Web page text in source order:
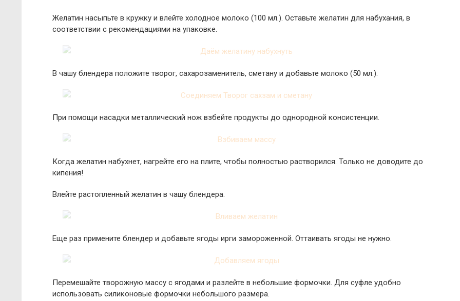
Желатин насыпьте в кружку и влейте холодное молоко (100 мл.). Оставьте желатин для набухания, в
соответствии с рекомендациями на упаковке.
В чашу блендера положите творог, сахарозаменитель, сметану и добавьте молоко (50 мл.).
При помощи насадки металлический нож взбейте продукты до однородной консистенции.
Когда желатин набухнет, нагрейте его на плите, чтобы полностью растворился. Только не доводите до
кипения!
Влейте растопленный желатин в чашу блендера.
Еще раз примените блендер и добавьте ягоды ирги замороженной. Оттаивать ягоды не нужно.
Перемешайте творожную массу с ягодами и разлейте в небольшие формочки. Для суфле удобно
использовать силиконовые формочки небольшого размера.